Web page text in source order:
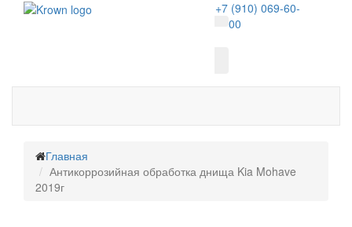
+7 (910) 069-60-
00
Главная
Антикоррозийная обработка днища Kia Mohave
2019г